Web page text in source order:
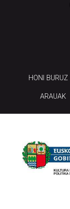
HONI BURUZ
ARAUAK